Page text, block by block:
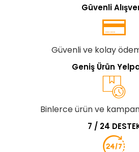
Güvenli
Güvenli ve kolay
Geniş Ürün
Binlerce ürün ve
7 / 24